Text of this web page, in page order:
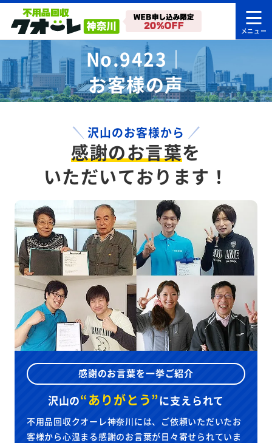
No.9423｜
お客様の声
沢山のお客様から
感謝のお言葉を
いただいております！
感謝のお言葉を一挙ご紹介
沢山の“ありがとう”に支えられて
不用品回収クオーレ神奈川には、ご依頼いただいたお
客様から心温まる感謝のお言葉が日々寄せられていま